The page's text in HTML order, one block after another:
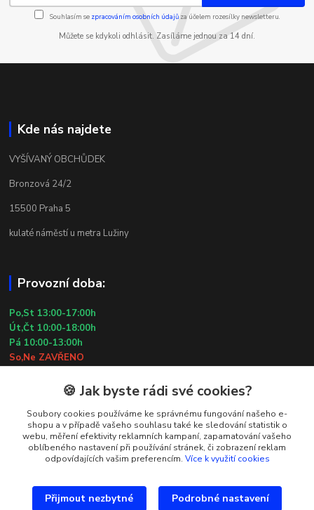
Souhlasím se zpracováním osobních údajůza účelem rozesílky newsletteru.
Můžete se kdykoli odhlásit. Zasíláme jednou za 14 dní.
Kde nás najdete
VYŠÍVANÝ OBCHŮDEK
Bronzová 24/2
15500 Praha 5
kulaté náměstí u metra Lužiny
Provozní doba:
Po,St 13:00-17:00h
Út,Čt 10:00-18:00h
Pá 10:00-13:00h
So,Ne ZAVŘENO
Kontakty
Simona Kozová
+420 602 181 001
info@vysivanyobchudek.cz
🍪 Jak byste rádi své cookies?
Soubory cookies používáme ke správnému fungování našeho e-
shopu a v případě vašeho souhlasu také ke sledování statistik o
webu, měření efektivity reklamních kampaní, zapamatování vašeho
oblíbeného nastavení při používání stránek, či zobrazení reklam
odpovídajících vašim preferencím. Více k využití cookies
Přijmout nezbytné Podrobné nastavení